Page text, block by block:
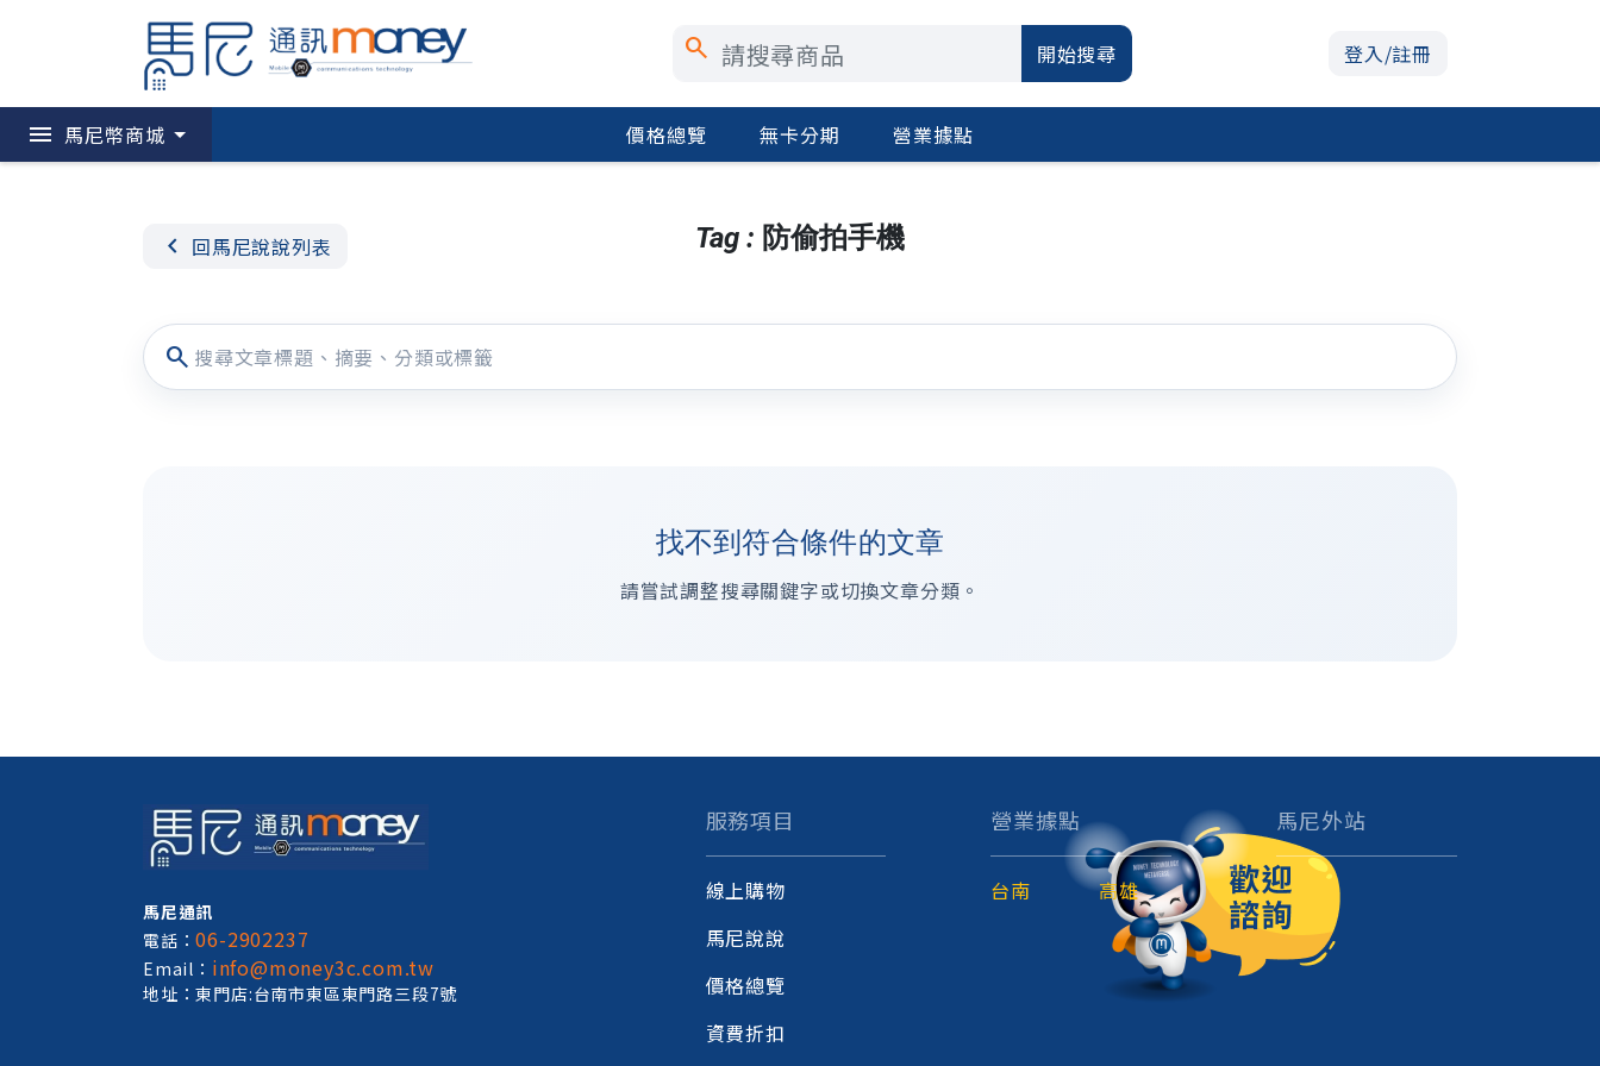
search 開始搜尋 登入/註冊
menu 馬尼幣商城 價格總覽 無卡分期 營業據點
chevron_left 回馬尼說說列表 Tag : 防偷拍手機
search
找不到符合條件的文章
請嘗試調整搜尋關鍵字或切換文章分類。
馬尼通訊
電話：06-2902237
Email： info@money3c.com.tw
地址：東門店:台南市東區東門路三段7號
服務項目
線上購物
馬尼說說
價格總覽
資費折扣
營業據點
台南 高雄
馬尼外站